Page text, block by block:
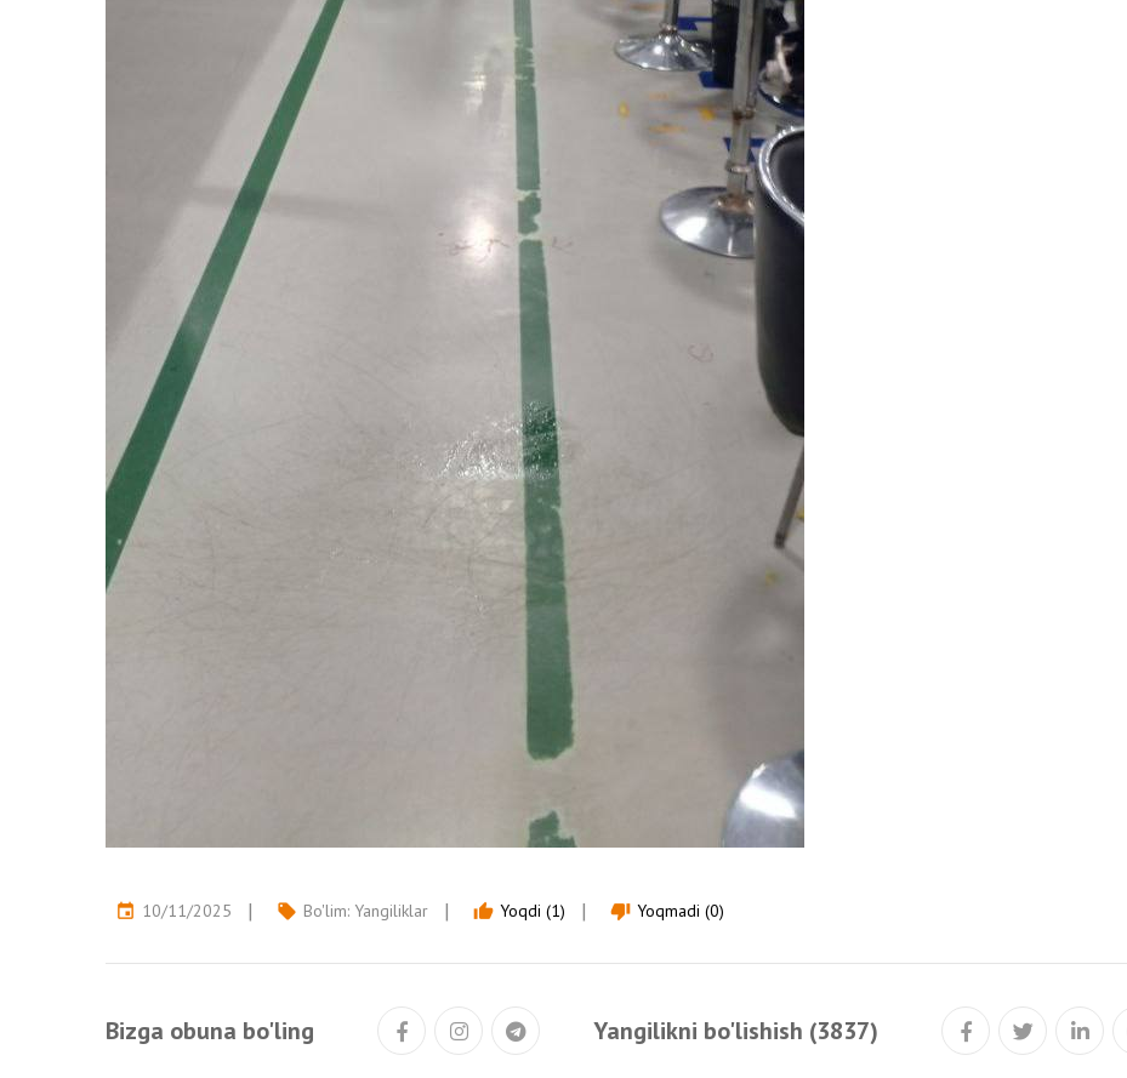
event 10/11/2025 local_offer Bo'lim: Yangiliklar thumb_up Yoqdi (1) thumb_down Yoqmadi (0)
Bizga obuna bo'ling Yangilikni bo'lishish (3837)